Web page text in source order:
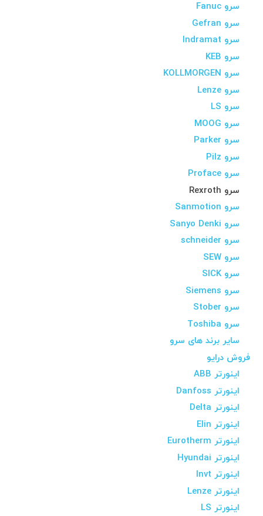
سرو Fanuc
سرو Gefran
سرو Indramat
سرو KEB
سرو KOLLMORGEN
سرو Lenze
سرو LS
سرو MOOG
سرو Parker
سرو Pilz
سرو Proface
سرو Rexroth
سرو Sanmotion
سرو Sanyo Denki
سرو schneider
سرو SEW
سرو SICK
سرو Siemens
سرو Stober
سرو Toshiba
سایر برند های سرو
فروش درایو
اینورتر ABB
اینورتر Danfoss
اینورتر Delta
اینورتر Elin
اینورتر Eurotherm
اینورتر Hyundai
اینورتر Invt
اینورتر Lenze
اینورتر LS